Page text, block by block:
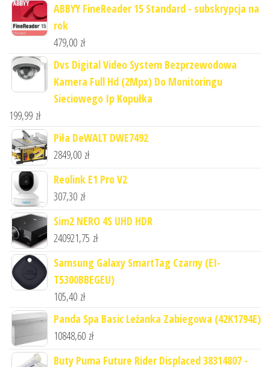
ABBYY FineReader 15 Standard - subskrypcja na
rok
479,00 zł
Dvs Digital Video System Bezprzewodowa
Kamera Full Hd (2Mpx) Do Monitoringu
Sieciowego Ip Kopułka
199,99 zł
Piła DeWALT DWE7492
2849,00 zł
Reolink E1 Pro V2
307,30 zł
Sim2 NERO 4S UHD HDR
240921,75 zł
Samsung Galaxy SmartTag Czarny (EI-
T5300BBEGEU)
105,40 zł
Panda Spa Basic Leżanka Zabiegowa (42K1794E)
10848,60 zł
Buty Puma Future Rider Displaced 38314807 -